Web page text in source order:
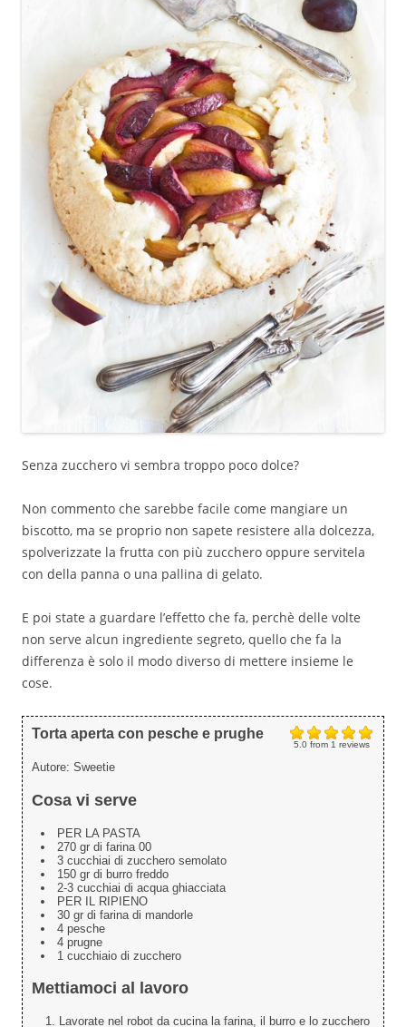
Senza zucchero vi sembra troppo poco dolce?
Non commento che sarebbe facile come mangiare un
biscotto, ma se proprio non sapete resistere alla dolcezza,
spolverizzate la frutta con più zucchero oppure servitela
con della panna o una pallina di gelato.
E poi state a guardare l’effetto che fa, perchè delle volte
non serve alcun ingrediente segreto, quello che fa la
differenza è solo il modo diverso di mettere insieme le
cose.
5.0from 1 reviews
Torta aperta con pesche e prughe
Autore: Sweetie
Cosa vi serve
PER LA PASTA
270 gr di farina 00
3 cucchiai di zucchero semolato
150 gr di burro freddo
2-3 cucchiai di acqua ghiacciata
PER IL RIPIENO
30 gr di farina di mandorle
4 pesche
4 prugne
1 cucchiaio di zucchero
Mettiamoci al lavoro
Lavorate nel robot da cucina la farina, il burro e lo zucchero